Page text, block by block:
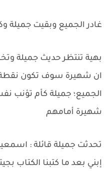
غادر الجميع وبقيت جميلة
بهية تنتظر حديث جميلة
ان شهيرة سوف تكون نقطة
الجميع؛ جميلة كأم تؤنب
شهيرة أمامهم
تحدثت جميلة قائلة :
إبني بعد ما كتبنا الكتاب